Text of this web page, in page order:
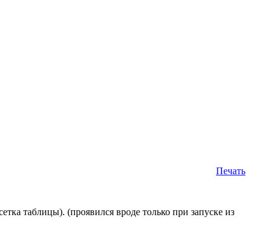
Печать
таблицы). (проявился вроде только при запуске из